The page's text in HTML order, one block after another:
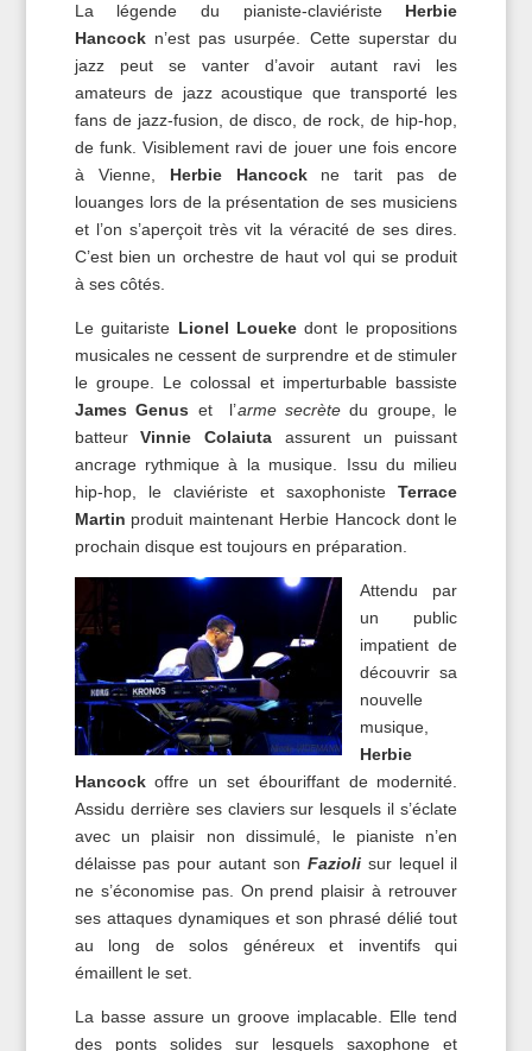
La légende du pianiste-claviériste Herbie
Hancockn’est pas usurpée. Cette superstar du
jazz peut se vanter d’avoir autant ravi les
amateurs de jazz acoustique que transporté les
fans de jazz-fusion, de disco, de rock, de hip-hop,
de funk. Visiblement ravi de jouer une fois encore
à Vienne, Herbie Hancockne tarit pas de
louanges lors de la présentation de ses musiciens
et l’on s’aperçoit très vit la véracité de ses dires.
C’est bien un orchestre de haut vol qui se produit
à ses côtés.
Le guitariste Lionel Louekedont le propositions
musicales ne cessent de surprendre et de stimuler
le groupe. Le colossal et imperturbable bassiste
James Genus et l’arme secrètedu groupe, le
batteurVinnie Colaiuta assurent un puissant
ancrage rythmique à la musique. Issu du milieu
hip-hop, le claviériste et saxophonisteTerrace
Martin produit maintenant Herbie Hancock dont le
prochain disque est toujours en préparation.
Attendu par
un public
impatient de
découvrir sa
nouvelle
musique,
Herbie
Hancockoffre un set ébouriffant de modernité.
Assidu derrière ses claviers sur lesquels il s’éclate
avec un plaisir non dissimulé, le pianiste n’en
délaisse pas pour autant son Faziolisur lequel il
ne s’économise pas. On prend plaisir à retrouver
ses attaques dynamiques et son phrasé délié tout
au long de solos généreux et inventifs qui
émaillent le set.
La basse assure un groove implacable. Elle tend
des ponts solides sur lesquels saxophone et